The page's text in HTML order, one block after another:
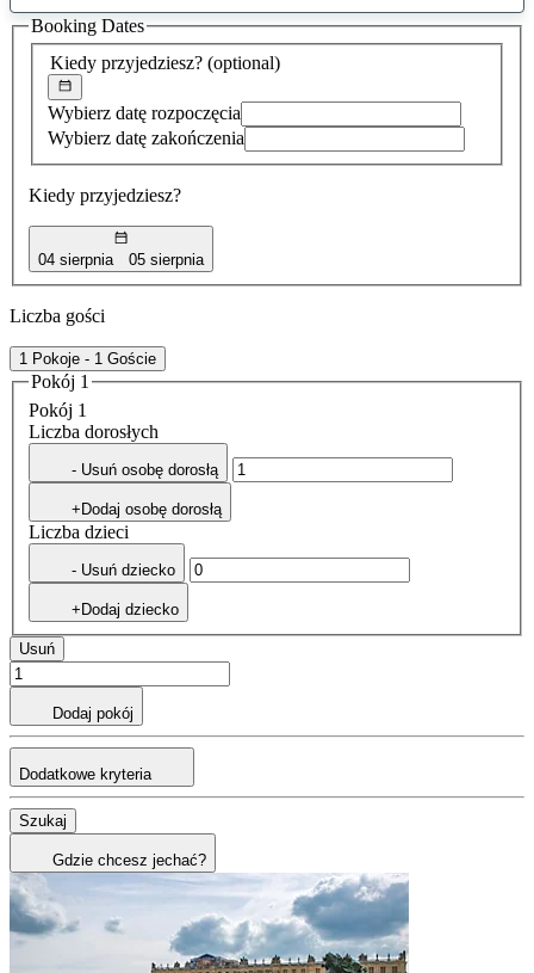
sugestia
została
znaleziona
Kiedy przyjedziesz? (optional)
Wybierz datę rozpoczęcia
Wybierz datę zakończenia
Kiedy przyjedziesz?
04 sierpnia 05 sierpnia
Booking Dates
Liczba gości
1 Pokoje - 1 Goście
Pokój 1
Pokój 1
Liczba dorosłych
- Usuń osobę dorosłą
+Dodaj osobę dorosłą
Liczba dzieci
- Usuń dziecko
+Dodaj dziecko
Usuń
Dodaj pokój
Dodatkowe kryteria
Szukaj
Gdzie chcesz jechać?